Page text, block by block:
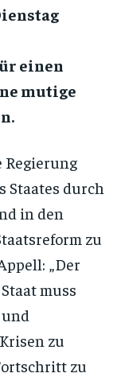
einen
mutige
Regierung
Staates durch
in den
zu
„Der
muss
zu
zu